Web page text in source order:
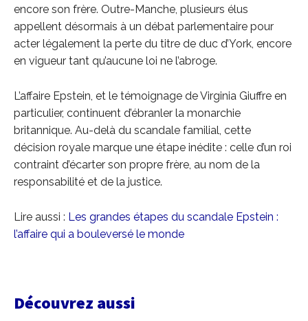
encore son frère. Outre-Manche, plusieurs élus
appellent désormais à un débat parlementaire pour
acter légalement la perte du titre de duc d’York, encore
en vigueur tant qu’aucune loi ne l’abroge.
L’affaire Epstein, et le témoignage de Virginia Giuffre en
particulier, continuent d’ébranler la monarchie
britannique. Au-delà du scandale familial, cette
décision royale marque une étape inédite : celle d’un roi
contraint d’écarter son propre frère, au nom de la
responsabilité et de la justice.
Lire aussi : Les grandes étapes du scandale Epstein :
l’affaire qui a bouleversé le monde
Découvrez aussi